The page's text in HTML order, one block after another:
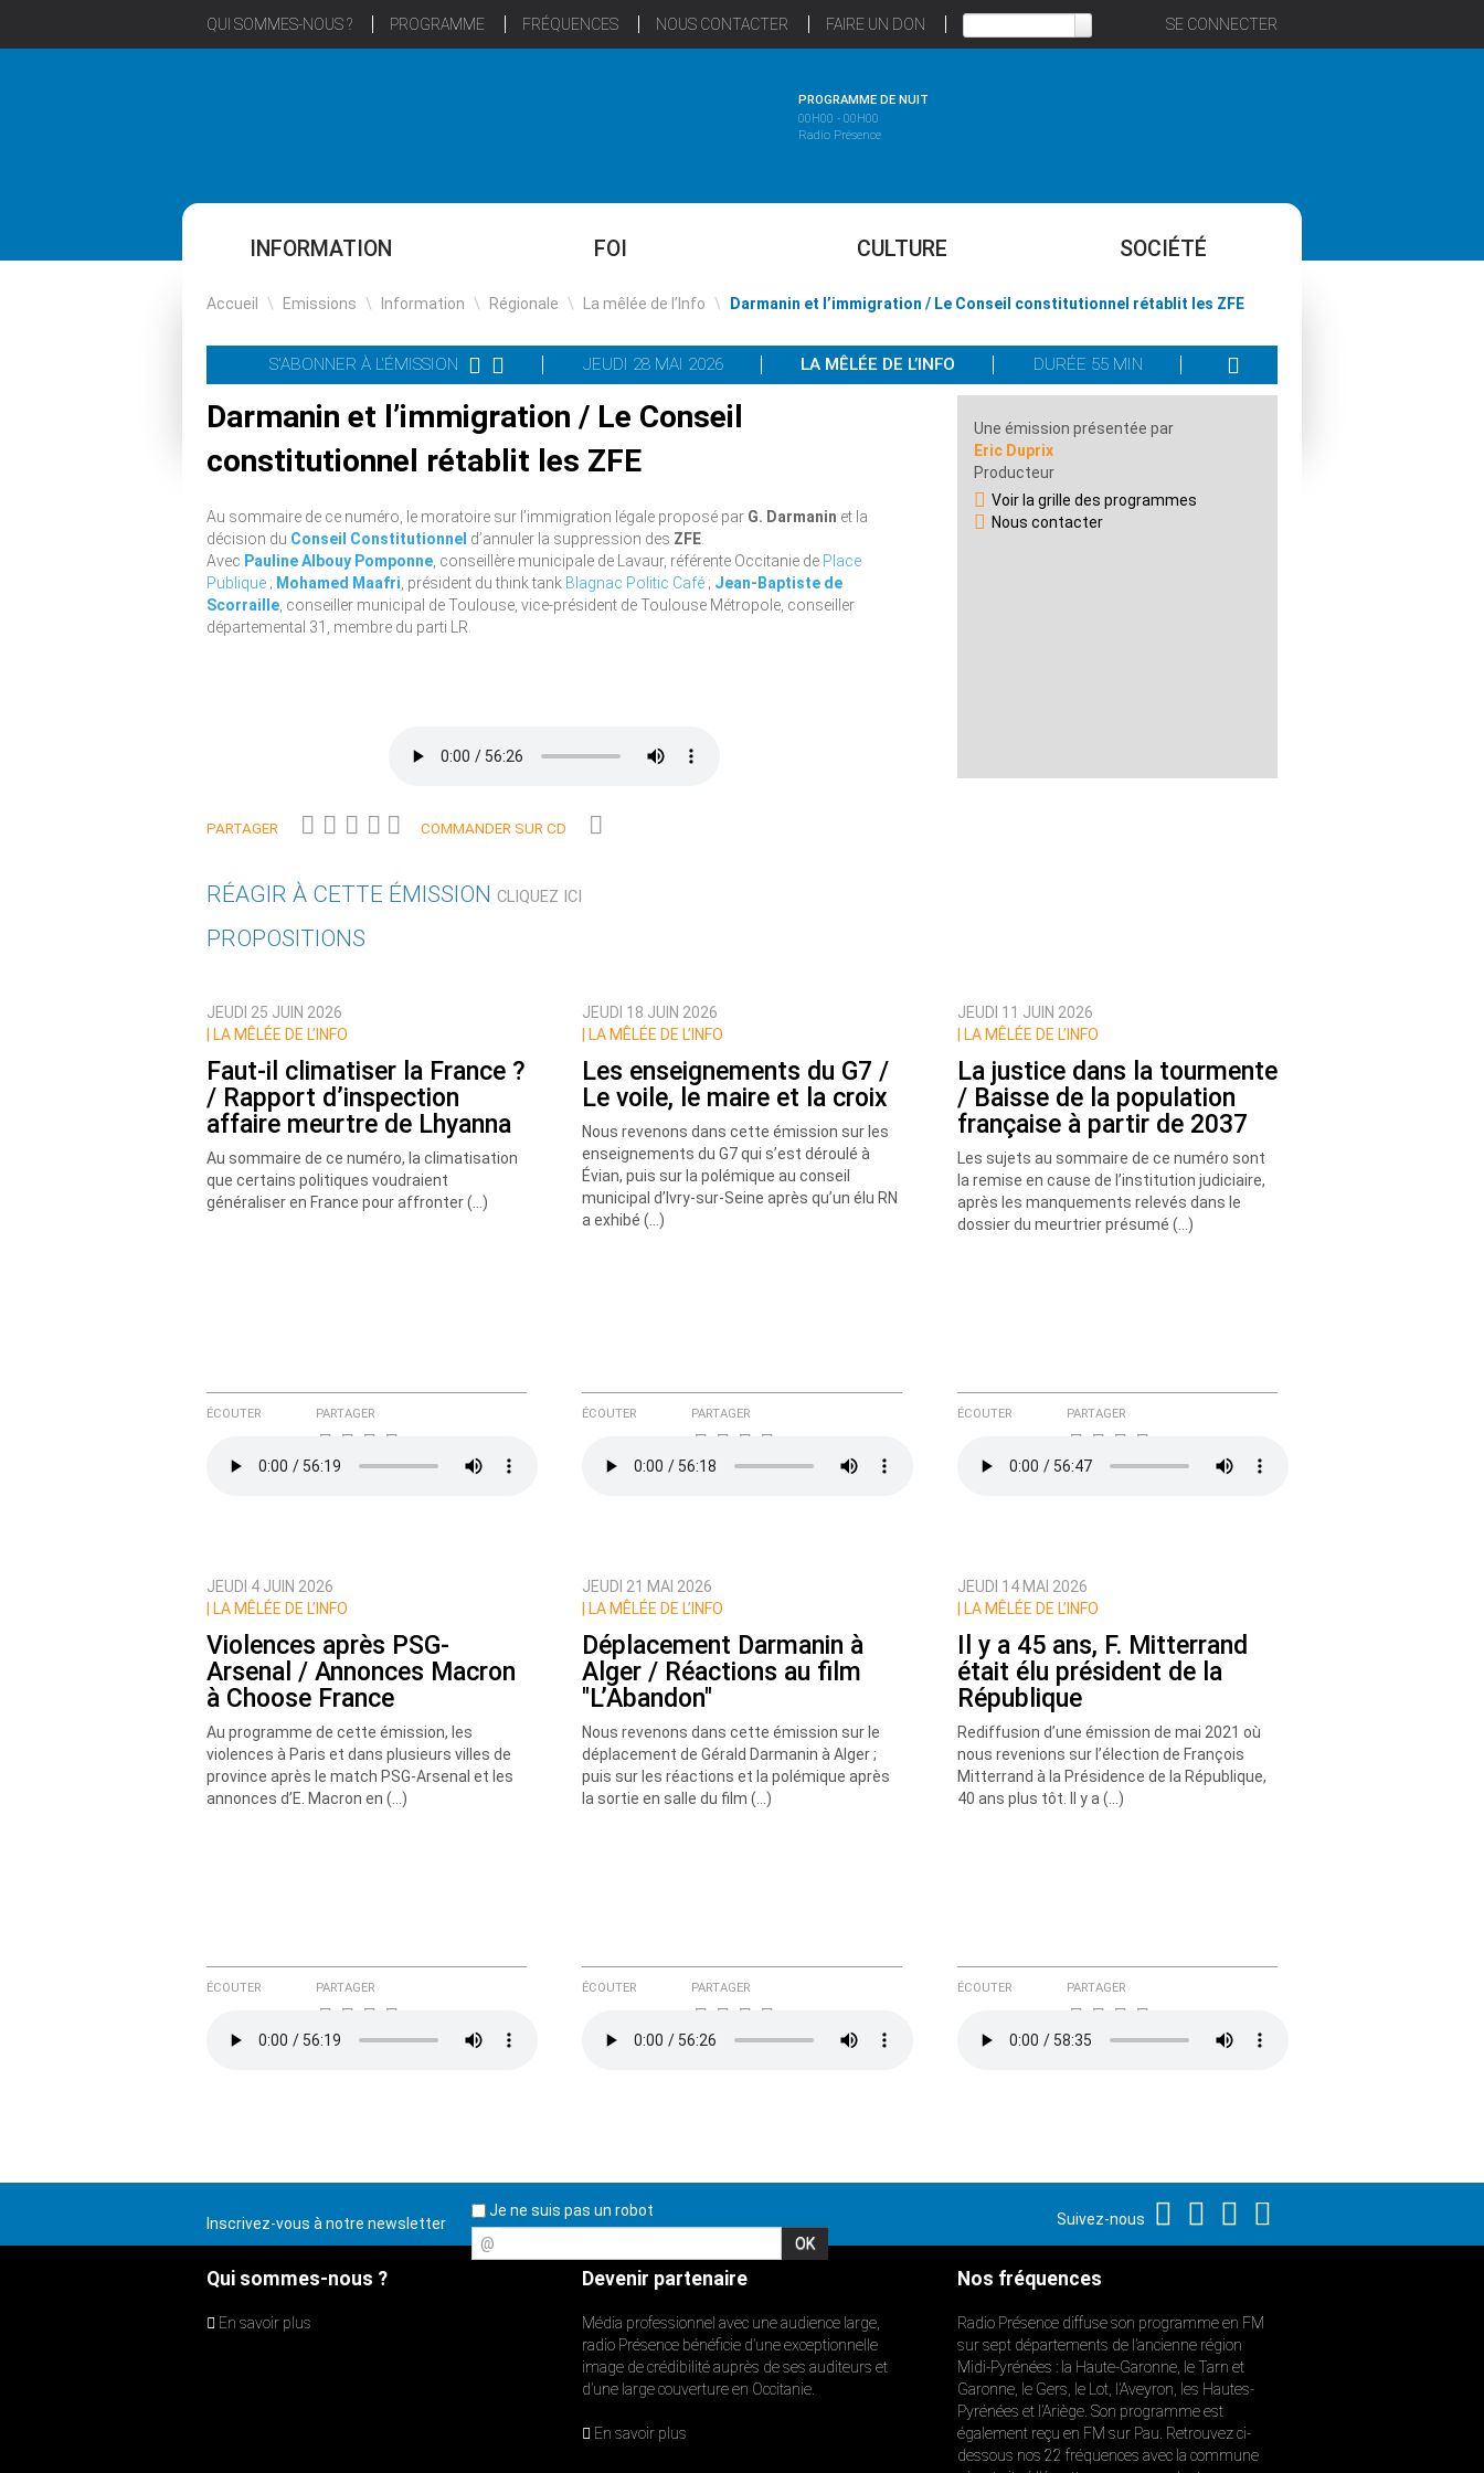
QUI SOMMES-NOUS ? PROGRAMME FRÉQUENCES NOUS CONTACTER FAIRE UN DON SE CONNECTER
PROGRAMME DE NUIT
00H00 - 00H00
Radio Présence
INFORMATION FOI CULTURE SOCIÉTÉ
Accueil \ Emissions \ Information \ Régionale \ La mêlée de l’Info \ Darmanin et l’immigration / Le Conseil constitutionnel rétablit les ZFE
S'ABONNER À L'ÉMISSION JEUDI 28 MAI 2026 LA MÊLÉE DE L’INFO DURÉE 55 MIN
Darmanin et l’immigration / Le Conseil
constitutionnel rétablit les ZFE
Au sommaire de ce numéro, le moratoire sur l’immigration légale proposé par G. Darmanin et la
décision du Conseil Constitutionnel d’annuler la suppression des ZFE
Avec Pauline Albouy Pomponne , conseillère municipale de Lavaur, référente Occitanie de Place
Publique ; Mohamed Maafri , président du think tank Blagnac Politic Café ; Jean-Baptiste de
Scorraille , conseiller municipal de Toulouse, vice-président de Toulouse Métropole, conseiller
départemental 31, membre du parti LR.
PARTAGER COMMANDER SUR CD
Une émission présentée par
Eric Duprix
Producteur
Voir la grille des programmes
Nous contacter
RÉAGIR À CETTE ÉMISSION CLIQUEZ ICI
Nom
Courriel (non publié)
Ajoutez votre commentaire ici
Prévenez-moi de tous les nouveaux commentaires de cette discussion par email
PROPOSITIONS
JEUDI 25 JUIN 2026
LA MÊLÉE DE L’INFO
Faut-il climatiser la France ?
/ Rapport d’inspection
affaire meurtre de Lhyanna
Au sommaire de ce numéro, la climatisation
que certains politiques voudraient
généraliser en France pour affronter (…)
ÉCOUTER PARTAGER
JEUDI 18 JUIN 2026
LA MÊLÉE DE L’INFO
Les enseignements du G7 /
Le voile, le maire et la croix
Nous revenons dans cette émission sur les
enseignements du G7 qui s’est déroulé à
Évian, puis sur la polémique au conseil
municipal d’Ivry-sur-Seine après qu’un élu RN
a exhibé (…)
ÉCOUTER PARTAGER
JEUDI 11 JUIN 2026
LA MÊLÉE DE L’INFO
La justice dans la tourmente
/ Baisse de la population
française à partir de 2037
Les sujets au sommaire de ce numéro sont
la remise en cause de l’institution judiciaire,
après les manquements relevés dans le
dossier du meurtrier présumé (…)
ÉCOUTER PARTAGER
JEUDI 4 JUIN 2026
LA MÊLÉE DE L’INFO
Violences après PSG-
Arsenal / Annonces Macron
à Choose France
Au programme de cette émission, les
violences à Paris et dans plusieurs villes de
province après le match PSG-Arsenal et les
annonces d’E. Macron en (…)
ÉCOUTER PARTAGER
JEUDI 21 MAI 2026
LA MÊLÉE DE L’INFO
Déplacement Darmanin à
Alger / Réactions au film
"L’Abandon"
Nous revenons dans cette émission sur le
déplacement de Gérald Darmanin à Alger ;
puis sur les réactions et la polémique après
la sortie en salle du film (…)
ÉCOUTER PARTAGER
JEUDI 14 MAI 2026
LA MÊLÉE DE L’INFO
Il y a 45 ans, F. Mitterrand
était élu président de la
République
Rediffusion d’une émission de mai 2021 où
nous revenions sur l’élection de François
Mitterrand à la Présidence de la République,
40 ans plus tôt. Il y a (…)
ÉCOUTER PARTAGER
Inscrivez-vous à notre newsletter
Je ne suis pas un robot
@
Suivez-nous
Qui sommes-nous ?
En savoir plus
Devenir partenaire
Média professionnel avec une audience large,
radio Présence bénéficie d’une exceptionnelle
image de crédibilité auprès de ses auditeurs et
d’une large couverture en Occitanie.
En savoir plus
Nos fréquences
Radio Présence diffuse son programme en FM
sur sept départements de l’ancienne région
Midi-Pyrénées : la Haute-Garonne, le Tarn et
Garonne, le Gers, le Lot, l’Aveyron, les Hautes-
Pyrénées et l’Ariège. Son programme est
également reçu en FM sur Pau. Retrouvez ci-
dessous nos 22 fréquences avec la commune